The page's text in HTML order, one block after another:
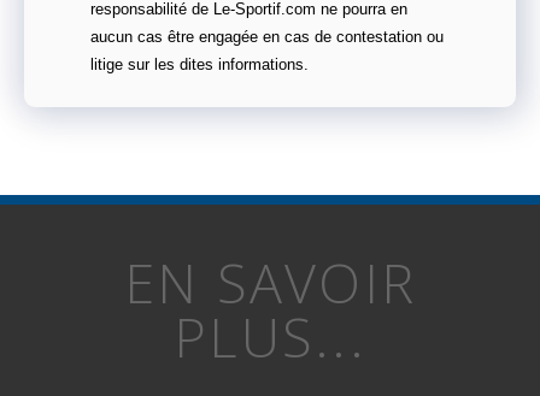
responsabilité de Le-Sportif.com ne pourra en
aucun cas être engagée en cas de contestation ou
litige sur les dites informations.
EN SAVOIR
PLUS...